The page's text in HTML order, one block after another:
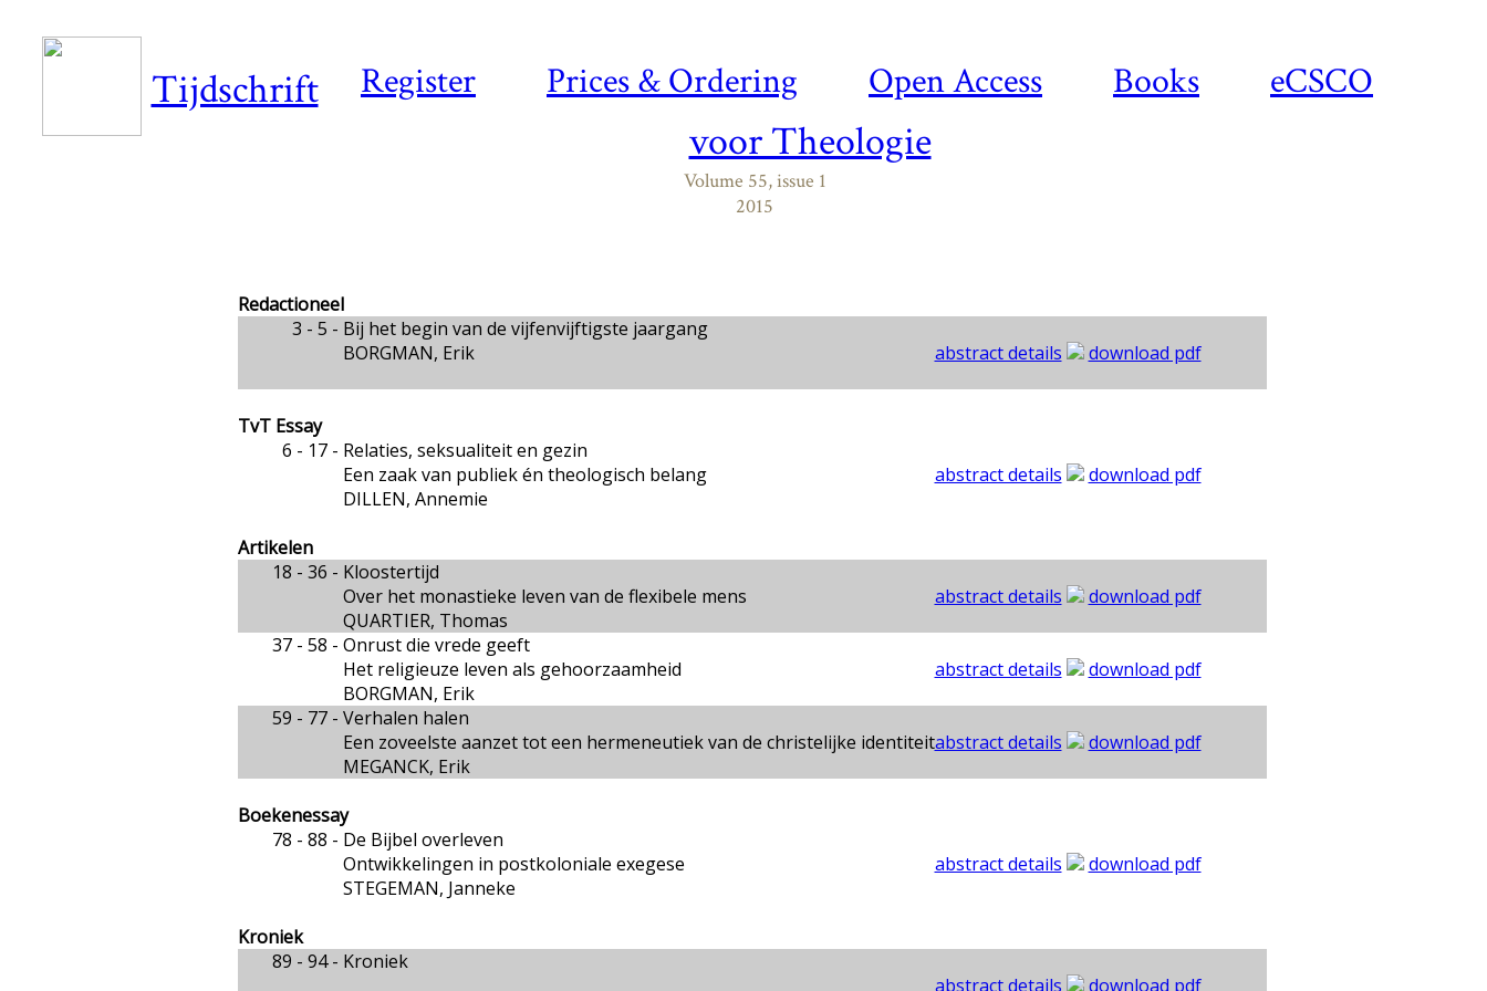
Register Prices & Ordering Open Access Books eCSCO
Tijdschrift
voor Theologie
Volume 55, issue 1
2015
Redactioneel
3 - 5 - Bij het begin van de vijfenvijftigste jaargang
BORGMAN, Erik
abstract details download pdf
TvT Essay
6 - 17 - Relaties, seksualiteit en gezin
Een zaak van publiek én theologisch belang
DILLEN, Annemie
abstract details download pdf
Artikelen
18 - 36 - Kloostertijd
Over het monastieke leven van de flexibele mens
QUARTIER, Thomas
abstract details
download pdf
37 - 58 - Onrust die vrede geeft
Het religieuze leven als gehoorzaamheid
BORGMAN, Erik
abstract details
download pdf
59 - 77 - Verhalen halen
Een zoveelste aanzet tot een hermeneutiek van de christelijke identiteit
MEGANCK, Erik
abstract details download pdf
Boekenessay
78 - 88 - De Bijbel overleven
Ontwikkelingen in postkoloniale exegese
STEGEMAN, Janneke
abstract details download pdf
Kroniek
89 - 94 - Kroniek
abstract details
download pdf